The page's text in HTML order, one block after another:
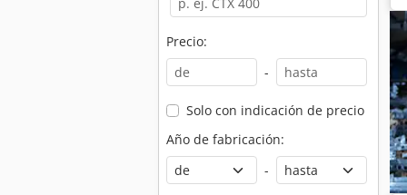
Precio:
-
Solo con indicación de precio
Año de fabricación:
-